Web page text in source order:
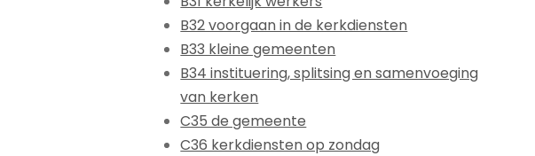
B32 voorgaan in de kerkdiensten
B33 kleine gemeenten
B34 instituering, splitsing en samenvoeging
van kerken
C35 de gemeente
C36 kerkdiensten op zondag